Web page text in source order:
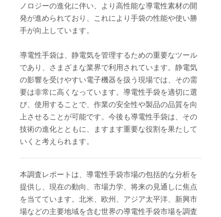
ノロジーの進化に伴い、より高性能な導電性素材の開
発が進められており、これにより手袋の性能や使い勝
手が向上しています。
導電性手袋は、静電気を管理するための重要なツール
であり、さまざまな業界で利用されています。静電気
の影響を受けやすい電子機器を扱う現場では、その需
要は非常に高くなっています。導電性手袋を適切に選
び、使用することで、作業の安全性や製品の品質を向
上させることが可能です。今後も導電性手袋は、その
技術の進化とともに、ますます重要な役割を果たして
いくと考えられます。
本調査レポートは、導電性手袋市場の包括的な分析を
提供し、現在の動向、市場力学、将来の見通しに焦点
を当てています。北米、欧州、アジア太平洋、新興市
場などの主要地域を含む世界の導電性手袋市場を調査